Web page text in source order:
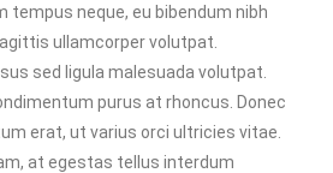
tempus neque, eu bibendum nibh
ullamcorper volutpat.
sed ligula malesuada volutpat.
purus at rhoncus. Donec
erat, ut varius orci ultricies vitae.
at egestas tellus interdum